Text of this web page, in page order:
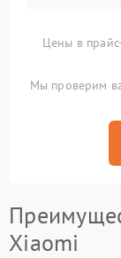
Цены в
Мы проверим
Xiaomi